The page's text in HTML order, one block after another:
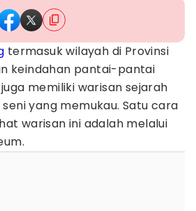
termasuk wilayah di Provinsi
keindahan pantai-pantai
memiliki warisan sejarah
yang memukau. Satu cara
warisan ini adalah melalui